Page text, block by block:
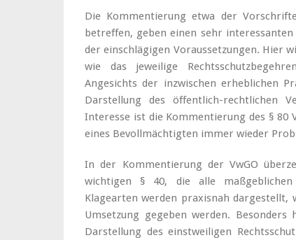
Die Kommentierung etwa der
betreffen, geben einen sehr
der einschlägigen Voraussetzungen. Hier
wie das jeweilige
Angesichts der inzwischen erheblichen
Darstellung des öffentlich-rechtlichen
Interesse ist die Kommentierung des § 80
eines Bevollmächtigten immer wieder
In der Kommentierung der VwGO
wichtigen § 40, die alle maßgeblichen
Klagearten werden praxisnah dargestellt,
Umsetzung gegeben werden.
Darstellung des einstweiligen